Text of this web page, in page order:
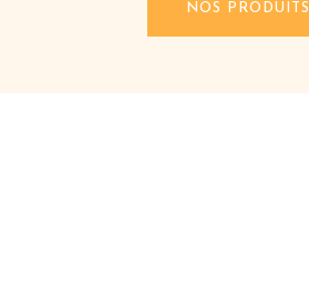
NOS PRODUITS